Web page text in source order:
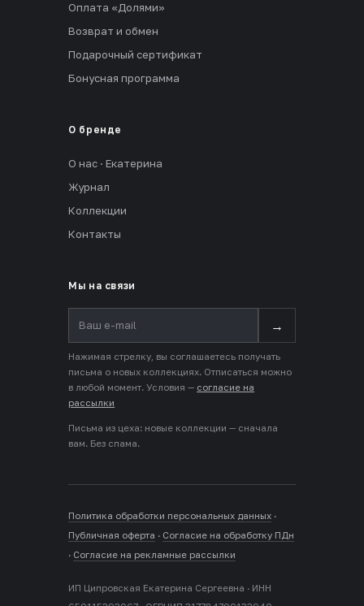
Оплата «Долями»
Возврат и обмен
Подарочный сертификат
Бонусная программа
О бренде
О нас · Екатерина
Журнал
Коллекции
Контакты
Мы на связи
→
Нажимая стрелку, вы соглашаетесь получать
письма о новых коллекциях. Отписаться можно
в любой момент. Условия — согласие на
рассылки
Письма из цеха: новые коллекции — сначала
вам. Без спама.
Политика обработки персональных данных ·
Публичная оферта · Согласие на обработку ПДн
· Согласие на рекламные рассылки
ИП Ципровская Екатерина Сергеевна · ИНН